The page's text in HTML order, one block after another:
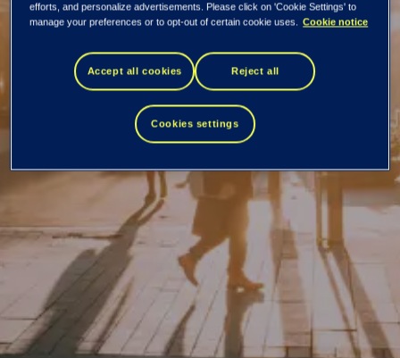
TietoEVRY i topp
bland svenska IT-
leverantörer
efforts, and personalize advertisements. Please click on 'Cookie Settings' to
manage your preferences or to opt-out of certain cookie uses. Cookie notice
Accept all cookies Reject all
Cookies settings